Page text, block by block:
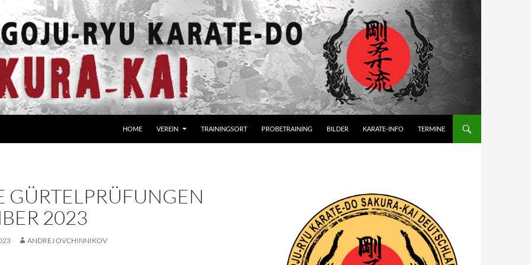
HOME VEREIN TRAININGSORT PROBETRAINING BILDER KARATE-INFO TERMINE
GÜRTELPRÜFUNGEN
2023
ANDREJ OVCHINNIKOV